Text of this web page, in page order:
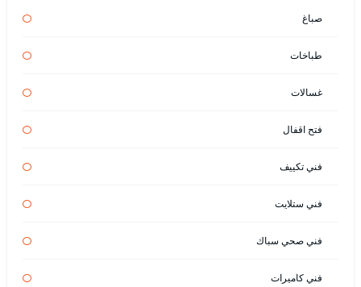
صباغ
طباخات
غسالات
فتح اقفال
فني تكييف
فني ستلايت
فني صحي سباك
فني كاميرات